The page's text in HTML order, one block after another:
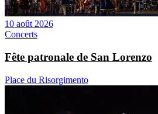
10 août 2026
Concerts
Fête patronale de San Lorenzo
Place du Risorgimento